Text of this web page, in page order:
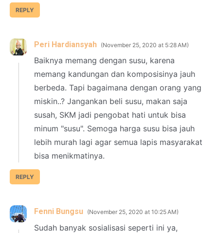
REPLY
Peri Hardiansyah November 25, 2020 at 5:28 AM
Baiknya memang dengan susu, karena
memang kandungan dan komposisinya jauh
berbeda. Tapi bagaimana dengan orang yang
miskin..? Jangankan beli susu, makan saja
susah, SKM jadi pengobat hati untuk bisa
minum "susu". Semoga harga susu bisa jauh
lebih murah lagi agar semua lapis masyarakat
bisa menikmatinya.
REPLY
Fenni Bungsu November 25, 2020 at 10:25 AM
Sudah banyak sosialisasi seperti ini ya,